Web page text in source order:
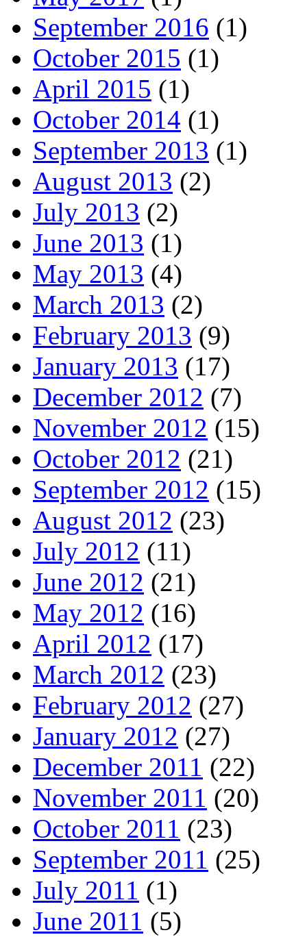
September 2016 (1)
October 2015 (1)
April 2015 (1)
October 2014 (1)
September 2013 (1)
August 2013 (2)
July 2013 (2)
June 2013 (1)
May 2013 (4)
March 2013 (2)
February 2013 (9)
January 2013 (17)
December 2012 (7)
November 2012 (15)
October 2012 (21)
September 2012 (15)
August 2012 (23)
July 2012 (11)
June 2012 (21)
May 2012 (16)
April 2012 (17)
March 2012 (23)
February 2012 (27)
January 2012 (27)
December 2011 (22)
November 2011 (20)
October 2011 (23)
September 2011 (25)
July 2011 (1)
June 2011 (5)